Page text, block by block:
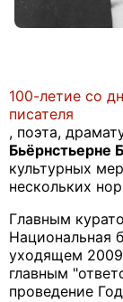
100-летие со
писателя
, поэта,
Бьёрнстьерне
культурных
нескольких
Главным
Национальная
уходящем
главным
проведение